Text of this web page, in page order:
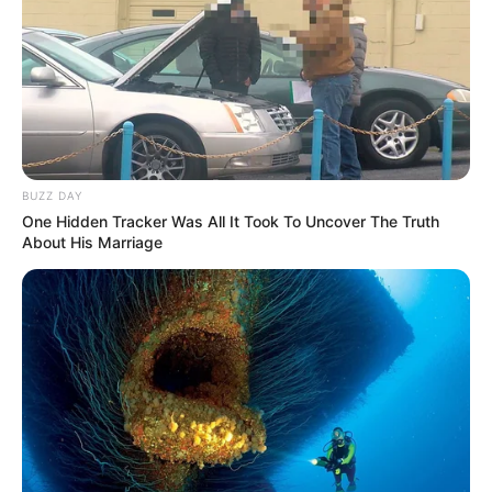
oportunidad está disponible para los jóvenes que
soliciten su cédula digital antes de cumplir 19 años
brindándoles la oportunidad de obtener este documento
de vital importancia sin costo alguno.
Sin embargo, para aquellos ciudadanos que superen esta
edad,el costo de la cédula digital es de $68,900, una
tarifa establecida a partir del 1 de marzo de 2024.
La iniciativa de la Registraduría Nacional busca no solo
modernizar el proceso de identificación ciudadana, sino
también hacerlo accesible para todos los ciudadanos
colombianos, especialmente para aquellos que están
dando sus primeros pasos en la vida adulta.
La cédula
digital representa un paso hacia adelante en términos
de seguridad, eficiencia y comodidad en la identificación
personal, allanando el camino hacia una sociedad más
digitalizada y moderna.
BUZZ DAY
One Hidden Tracker Was All It Took To Uncover The Truth
About His Marriage